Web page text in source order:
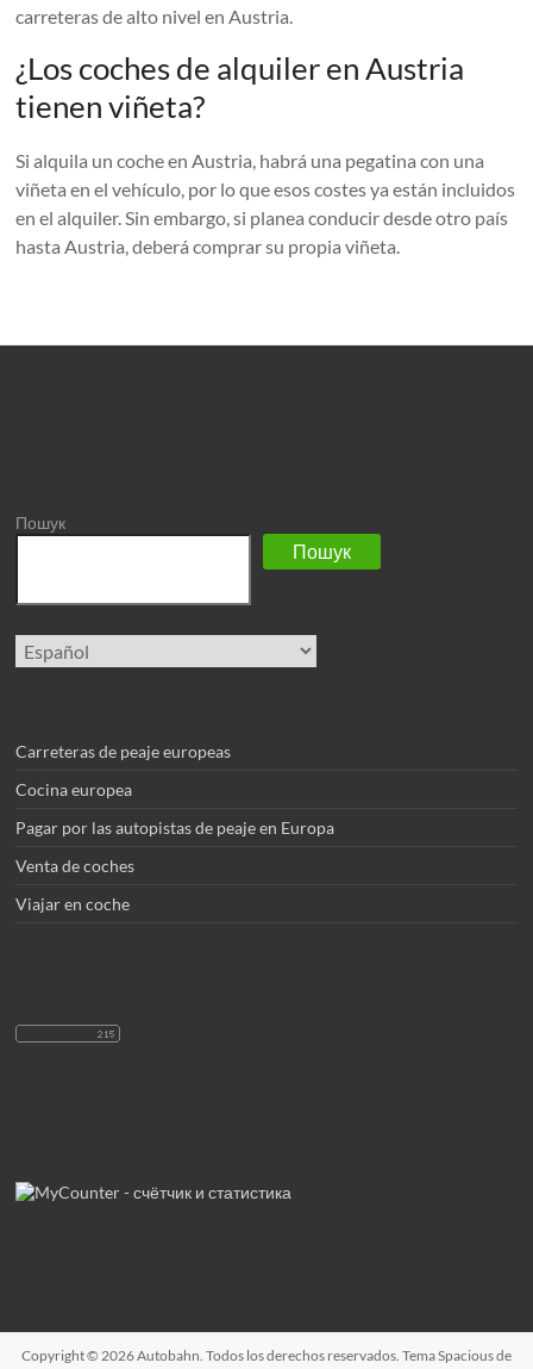
carreteras de alto nivel en Austria.
¿Los coches de alquiler en Austria
tienen viñeta?
Si alquila un coche en Austria, habrá una pegatina con una
viñeta en el vehículo, por lo que esos costes ya están incluidos
en el alquiler. Sin embargo, si planea conducir desde otro país
hasta Austria, deberá comprar su propia viñeta.
Пошук
Пошук
Elegir
un
Carreteras de peaje europeas
Cocina europea
Pagar por las autopistas de peaje en Europa
Venta de coches
Viajar en coche
Copyright © 2026Autobahn. Todos los derechos reservados. TemaSpaciousde
ThemeGrill. Funciona con:WordPress.